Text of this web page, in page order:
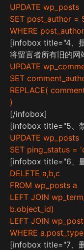
UPDATE wp_posts
SET post_author =
WHERE
[infobox title="4、
将留言者所有旧的
UPDATE
SET
REPLACE(
)
[/infobox]
[infobox title="5、
UPDATE wp_posts
SET ping_status =
[infobox title="6、
DELETE a,b,c
FROM wp_posts a
LEFT JOIN
b.object_id)
LEFT JOIN
WHERE
[infobox title="7、